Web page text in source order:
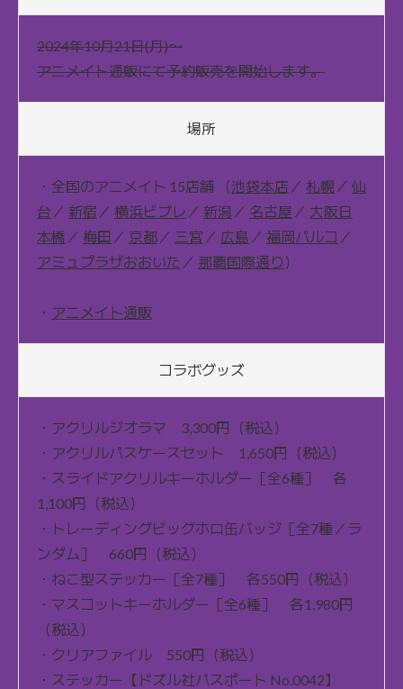
2024年10月21日(月)〜
アニメイト通販にて予約販売を開始します。
場所
・全国のアニメイト 15店舗 （池袋本店 ／ 札幌 ／ 仙
台 ／ 新宿 ／ 横浜ビブレ ／ 新潟 ／ 名古屋 ／ 大阪日
本橋 ／ 梅田 ／ 京都 ／ 三宮 ／ 広島 ／ 福岡パルコ ／
アミュプラザおおいた ／ 那覇国際通り ）
・ アニメイト通販
コラボグッズ
・アクリルジオラマ 3,300円（税込）
・アクリルパスケースセット 1,650円（税込）
・スライドアクリルキーホルダー［全6種］ 各
1,100円（税込）
・トレーディングビッグホロ缶バッジ［全7種／ラ
ンダム］ 660円（税込）
・ねこ型ステッカー［全7種］ 各550円（税込）
・マスコットキーホルダー［全6種］ 各1,980円
（税込）
・クリアファイル 550円（税込）
・ステッカー【ドズル社パスポート No.0042】